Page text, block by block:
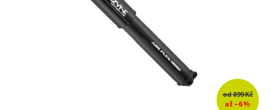
od 899 Kč
až –6 %